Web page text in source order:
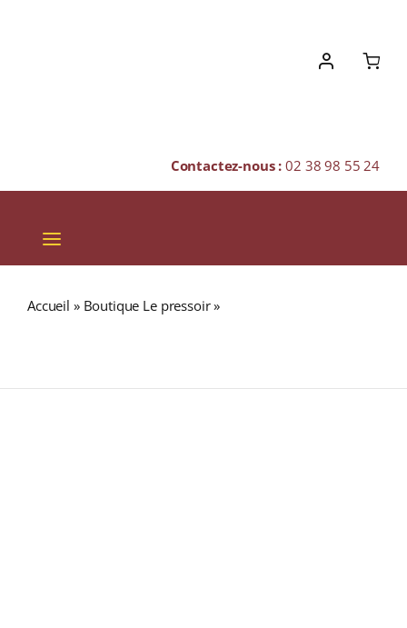
Contactez-nous :02 38 98 55 24
Toggle
Navigation
Accueil » Boutique Le pressoir»